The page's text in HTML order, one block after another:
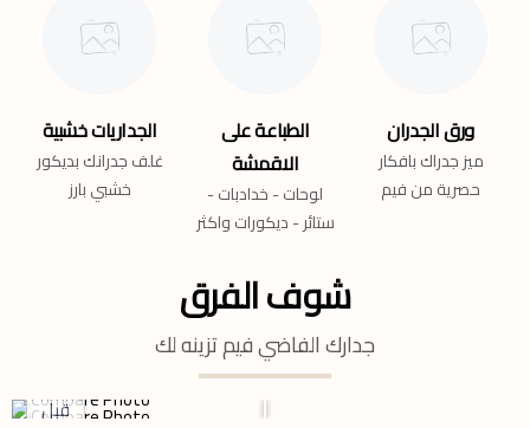
ورق الجدران
ميز جدراك بافكار
حصرية من فيم
الطباعة على
الاقمشة
لوحات - خدادبات -
ستائر - ديكورات واكثر
الجداريات خشبية
غلف جدرانك بديكور
خشبي بارز
شوف الفرق
جدارك الفاضي فيم تزينه لك
قبل